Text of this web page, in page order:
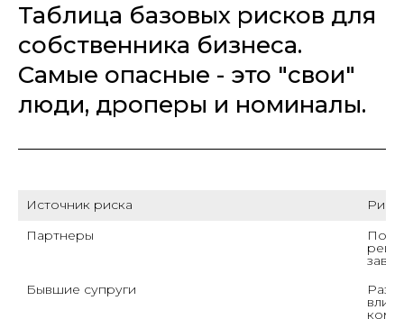
Таблица базовых рисков для
собственника бизнеса.
Самые опасные - это "свои"
люди, дроперы и номиналы.
Источник риска
Риск
Партнеры
Бывшие супруги